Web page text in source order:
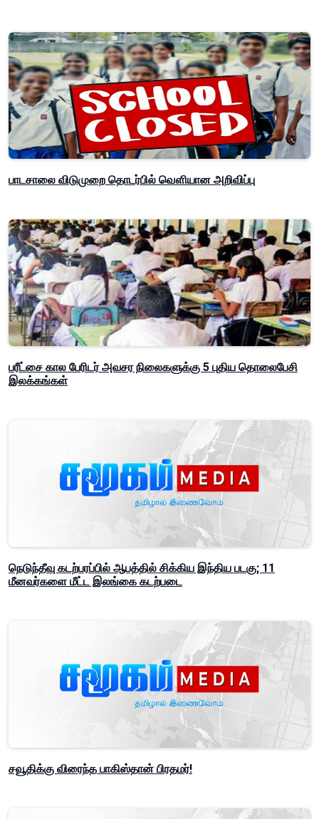
பாடசாலை விடுமுறை தொடர்பில் வௌியான அறிவிப்பு
பரீட்சை கால பேரிடர் அவசர நிலைகளுக்கு 5 புதிய தொலைபேசி
இலக்கங்கள்
நெடுந்தீவு கடற்பரப்பில் ஆபத்தில் சிக்கிய இந்திய படகு; 11
மீனவர்களை மீட்ட இலங்கை கடற்படை
சவூதிக்கு விரைந்த பாகிஸ்தான் பிரதமர்!